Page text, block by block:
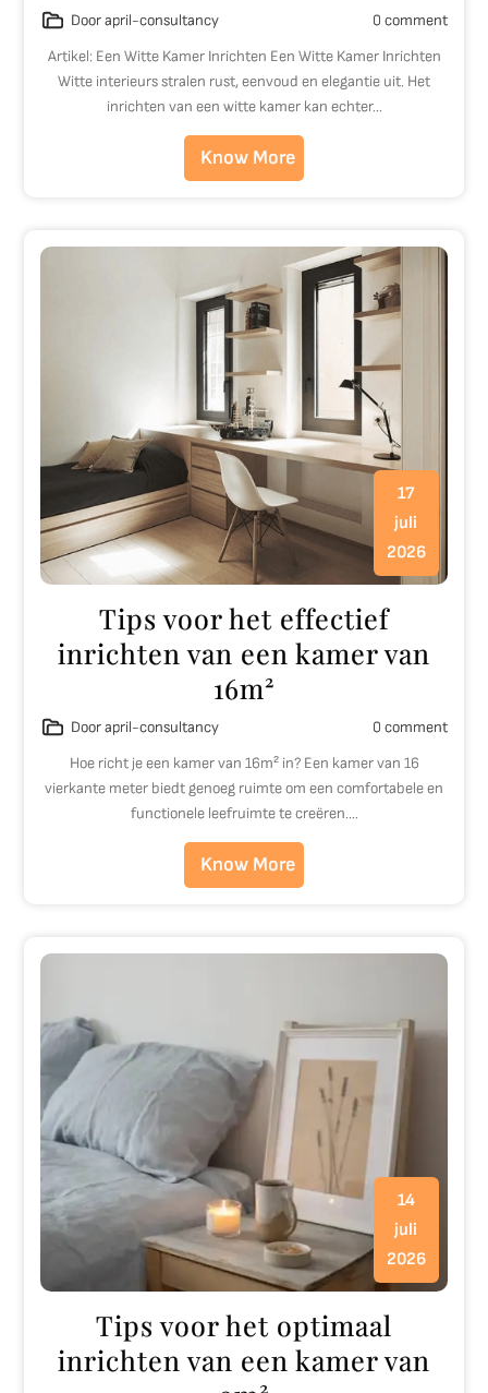
Door april-consultancy
0 comment
Artikel: Een Witte Kamer Inrichten Een Witte Kamer Inrichten
Witte interieurs stralen rust, eenvoud en elegantie uit. Het
inrichten van een witte kamer kan echter…
Know More
17
juli
2026
Tips voor het effectief
inrichten van een kamer van
16m²
Door april-consultancy
0 comment
Hoe richt je een kamer van 16m² in? Een kamer van 16
vierkante meter biedt genoeg ruimte om een comfortabele en
functionele leefruimte te creëren.…
Know More
14
juli
2026
Tips voor het optimaal
inrichten van een kamer van